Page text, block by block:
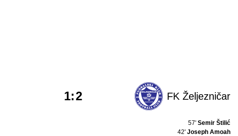
FK Željezničar
1:2
57' Semir Štilić
42' Joseph Amoah